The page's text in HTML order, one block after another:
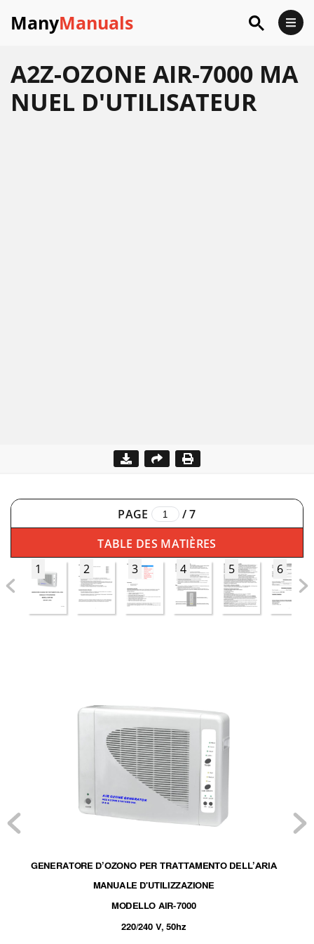
ManyManuals
A2Z-OZONE AIR-7000 MA
NUEL D'UTILISATEUR
PAGE /7
TABLE DES MATIÈRES
1
2 3 4 5 6
GENERATORE D’OZONO PER TRATTAMENTO DELL’ARIA
MANUALE D'UTILIZZAZIONE
MODELLO AIR-7000
220/240 V, 50hz